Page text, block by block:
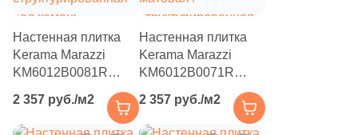
Flais Granito (1)
Flaviker (78)
Floor Gres ( 25
Настенная плитка
Kerama Marazzi
KM6012B0081R
Касабланка 60x119.5
серая матовая /
структурированная
2 357 руб./м2
Настенная плитка
Kerama Marazzi
KM6012B0071R
Касабланка 60x119.5
серая светлая
матовая /
2 357 руб./м2